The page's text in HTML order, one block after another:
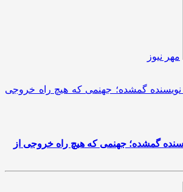
مهر نیوز
گمشده؛ جهنمی که هیچ راه خروجی از